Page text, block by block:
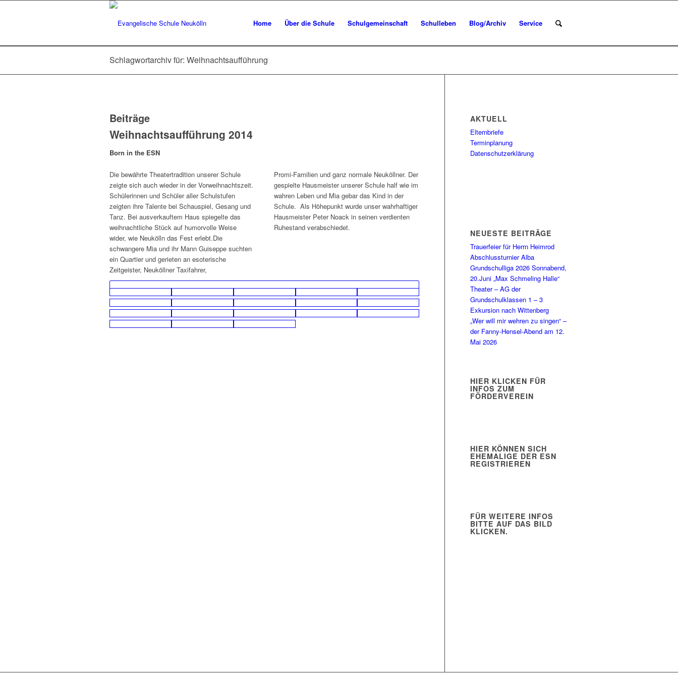
Home Über die Schule Schulgemeinschaft Schulleben Blog/Archiv Service
Schlagwortarchiv für: Weihnachtsaufführung
Beiträge
Weihnachtsaufführung 2014
Born in the ESN
Die bewährte Theatertradition unserer Schule
zeigte sich auch wieder in der Vorweihnachtszeit.
Schülerinnen und Schüler aller Schulstufen
zeigten ihre Talente bei Schauspiel, Gesang und
Tanz. Bei ausverkauftem Haus spiegelte das
weihnachtliche Stück auf humorvolle Weise
wider, wie Neukölln das Fest erlebt.Die
schwangere Mia und ihr Mann Guiseppe suchten
ein Quartier und gerieten an esoterische
Zeitgeister, Neuköllner Taxifahrer,
Promi-Familien und ganz normale Neuköllner. Der
gespielte Hausmeister unserer Schule half wie im
wahren Leben und Mia gebar das Kind in der
Schule. Als Höhepunkt wurde unser wahrhaftiger
Hausmeister Peter Noack in seinen verdienten
Ruhestand verabschiedet.
AKTUELL
Elternbriefe
Terminplanung
Datenschutzerklärung
NEUESTE BEITRÄGE
Trauerfeier für Herrn Heimrod
Abschlussturnier Alba
Grundschulliga 2026 Sonnabend,
20.Juni „Max Schmeling Halle“
Theater – AG der
Grundschulklassen 1 – 3
Exkursion nach Wittenberg
„Wer will mir wehren zu singen“ –
der Fanny-Hensel-Abend am 12.
Mai 2026
HIER KLICKEN FÜR
INFOS ZUM
FÖRDERVEREIN
HIER KÖNNEN SICH
EHEMALIGE DER ESN
REGISTRIEREN
FÜR WEITERE INFOS
BITTE AUF DAS BILD
KLICKEN.